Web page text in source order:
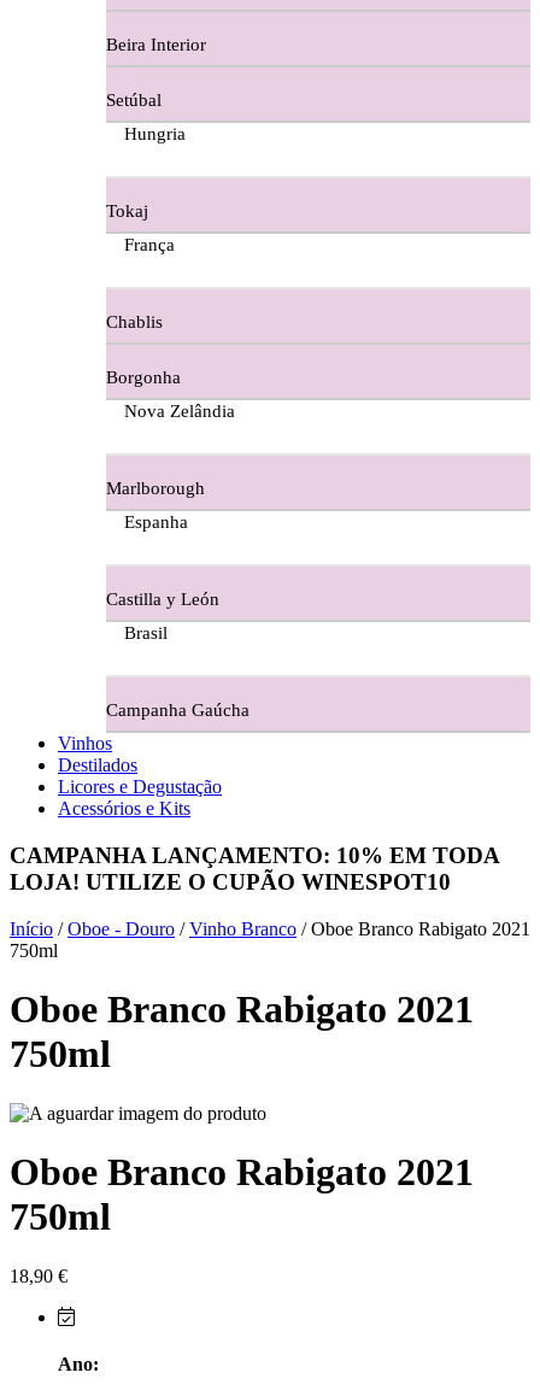
Doroteia Douro
Ermelinda Freitas - Setubal
Evidencia Dão
Ferraz Wine - Beira Interior
Figueira Coriga - Alentejo
Guerreiro Vinhos - Bairrada
Herdade da Lisboa Alentejo
Herdade Do Freixo - Alentejo
Herdade do Moinho Branco - Alentejo
Herdade do Sobroso Alentejo
Herdade dos Coteis Alentejo
Herdade Papa Leite - Alentejo
Isento - Douro
Já Te Disse - Alentejo
Beira Interior
Setúbal
Hungria
Tokaj
França
Chablis
Borgonha
Nova Zelândia
Marlborough
Espanha
Castilla y León
Brasil
Campanha Gaúcha
Vinhos
Destilados
Licores e Degustação
Acessórios e Kits
CAMPANHA LANÇAMENTO: 10% EM TODA
LOJA! UTILIZE O CUPÃO WINESPOT10
Início /Oboe - Douro /Vinho Branco / Oboe Branco Rabigato 2021
750ml
Oboe Branco Rabigato 2021
750ml
Oboe Branco Rabigato 2021
750ml
18,90 €
Ano: